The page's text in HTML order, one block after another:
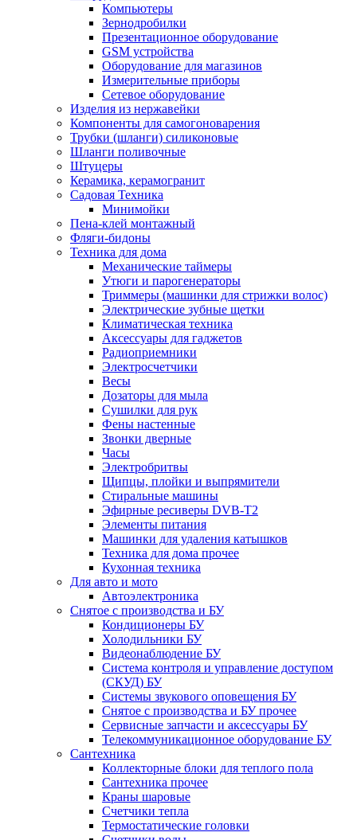
Компьютеры
Зернодробилки
Презентационное оборудование
GSM устройства
Оборудование для магазинов
Измерительные приборы
Сетевое оборудование
Изделия из нержавейки
Компоненты для самогоноварения
Трубки (шланги) силиконовые
Шланги поливочные
Штуцеры
Керамика, керамогранит
Садовая Техника
Минимойки
Пена-клей монтажный
Фляги-бидоны
Техника для дома
Механические таймеры
Утюги и парогенераторы
Триммеры (машинки для стрижки волос)
Электрические зубные щетки
Климатическая техника
Аксессуары для гаджетов
Радиоприемники
Электросчетчики
Весы
Дозаторы для мыла
Сушилки для рук
Фены настенные
Звонки дверные
Часы
Электробритвы
Щипцы, плойки и выпрямители
Стиральные машины
Эфирные ресиверы DVB-T2
Элементы питания
Машинки для удаления катышков
Техника для дома прочее
Кухонная техника
Для авто и мото
Автоэлектроника
Снятое с производства и БУ
Кондиционеры БУ
Холодильники БУ
Видеонаблюдение БУ
Система контроля и управление доступом
(СКУД) БУ
Системы звукового оповещения БУ
Снятое с производства и БУ прочее
Сервисные запчасти и аксессуары БУ
Телекоммуникационное оборудование БУ
Сантехника
Коллекторные блоки для теплого пола
Сантехника прочее
Краны шаровые
Счетчики тепла
Термоcтатические головки